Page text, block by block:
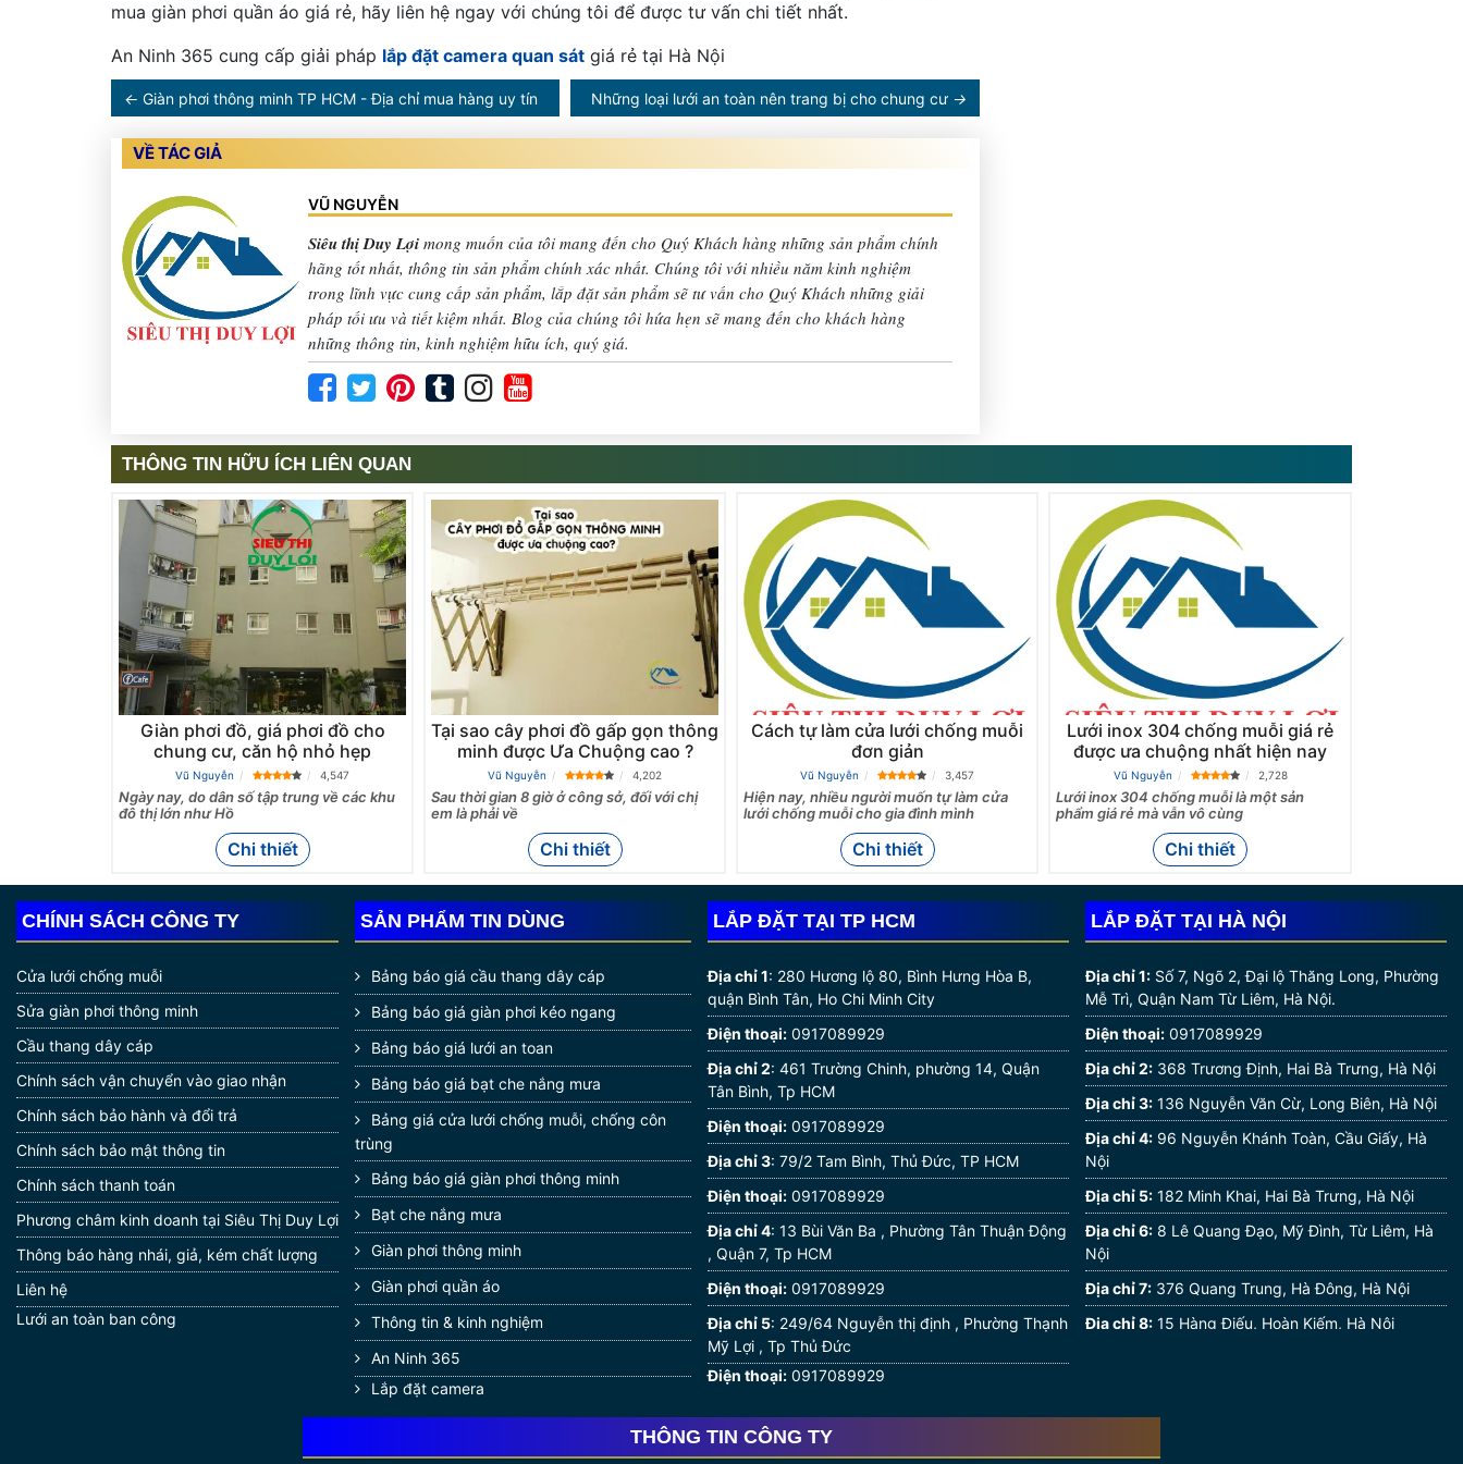
mua giàn phơi quần áo giá rẻ, hãy liên hệ ngay với chúng tôi để được tư vấn chi tiết nhất.
An Ninh 365 cung cấp giải pháp lắp đặt camera quan sát giá rẻ tại Hà Nội
← Giàn phơi thông minh TP HCM - Địa chỉ mua hàng uy tín Những loại lưới an toàn nên trang bị cho chung cư →
VỀ TÁC GIẢ
VŨ NGUYỄN
Siêu thị Duy Lợi mong muốn của tôi mang đến cho Quý Khách hàng những sản phẩm chính
hãng tốt nhất, thông tin sản phẩm chính xác nhất. Chúng tôi với nhiều năm kinh nghiệm
trong lĩnh vực cung cấp sản phẩm, lắp đặt sản phẩm sẽ tư vấn cho Quý Khách những giải
pháp tối ưu và tiết kiệm nhất. Blog của chúng tôi hứa hẹn sẽ mang đến cho khách hàng
những thông tin, kinh nghiệm hữu ích, quý giá.
THÔNG TIN HỮU ÍCH LIÊN QUAN
Giàn phơi đồ, giá phơi đồ cho
chung cư, căn hộ nhỏ hẹp
Vũ Nguyễn 4,547
Ngày nay, do dân số tập trung về các khu
đô thị lớn như Hồ
Chi thiết
Tại sao cây phơi đồ gấp gọn thông
minh được Ưa Chuộng cao ?
Vũ Nguyễn 4,202
Sau thời gian 8 giờ ở công sở, đối với chị
em là phải về
Chi thiết
Cách tự làm cửa lưới chống muỗi
đơn giản
Vũ Nguyễn 3,457
Hiện nay, nhiều người muốn tự làm cửa
lưới chống muỗi cho gia đình mình
Chi thiết
Lưới inox 304 chống muỗi giá rẻ
được ưa chuộng nhất hiện nay
Vũ Nguyễn 2,728
Lưới inox 304 chống muỗi là một sản
phẩm giá rẻ mà vẫn vô cùng
Chi thiết
CHÍNH SÁCH CÔNG TY
Cửa lưới chống muỗi
Sửa giàn phơi thông minh
Cầu thang dây cáp
Chính sách vận chuyển vào giao nhận
Chính sách bảo hành và đổi trả
Chính sách bảo mật thông tin
Chính sách thanh toán
Phương châm kinh doanh tại Siêu Thị Duy Lợi
Thông báo hàng nhái, giả, kém chất lượng
Liên hệ
Lưới an toàn ban công
SẢN PHẨM TIN DÙNG
Bảng báo giá cầu thang dây cáp
Bảng báo giá giàn phơi kéo ngang
Bảng báo giá lưới an toan
Bảng báo giá bạt che nắng mưa
Bảng giá cửa lưới chống muỗi, chống côn
trùng
Bảng báo giá giàn phơi thông minh
Bạt che nắng mưa
Giàn phơi thông minh
Giàn phơi quần áo
Thông tin & kinh nghiệm
An Ninh 365
Lắp đặt camera
LẮP ĐẶT TẠI TP HCM
Địa chỉ 1: 280 Hương lộ 80, Bình Hưng Hòa B,
quận Bình Tân, Ho Chi Minh City
Điện thoại: 0917089929
Địa chỉ 2: 461 Trường Chinh, phường 14, Quận
Tân Bình, Tp HCM
Điện thoại: 0917089929
Địa chỉ 3: 79/2 Tam Bình, Thủ Đức, TP HCM
Điện thoại: 0917089929
Địa chỉ 4: 13 Bùi Văn Ba , Phường Tân Thuận Động
, Quận 7, Tp HCM
Điện thoại: 0917089929
Địa chỉ 5: 249/64 Nguyễn thị định , Phường Thạnh
Mỹ Lợi , Tp Thủ Đức
Điện thoại: 0917089929
LẮP ĐẶT TẠI HÀ NỘI
Địa chỉ 1: Số 7, Ngõ 2, Đại lộ Thăng Long, Phường
Mễ Trì, Quận Nam Từ Liêm, Hà Nội.
Điện thoại: 0917089929
Địa chỉ 2: 368 Trương Định, Hai Bà Trưng, Hà Nội
Địa chỉ 3: 136 Nguyễn Văn Cừ, Long Biên, Hà Nội
Địa chỉ 4: 96 Nguyễn Khánh Toàn, Cầu Giấy, Hà
Nội
Địa chỉ 5: 182 Minh Khai, Hai Bà Trưng, Hà Nội
Địa chỉ 6: 8 Lê Quang Đạo, Mỹ Đình, Từ Liêm, Hà
Nội
Địa chỉ 7: 376 Quang Trung, Hà Đông, Hà Nội
Địa chỉ 8: 15 Hàng Điếu, Hoàn Kiếm, Hà Nội
THÔNG TIN CÔNG TY